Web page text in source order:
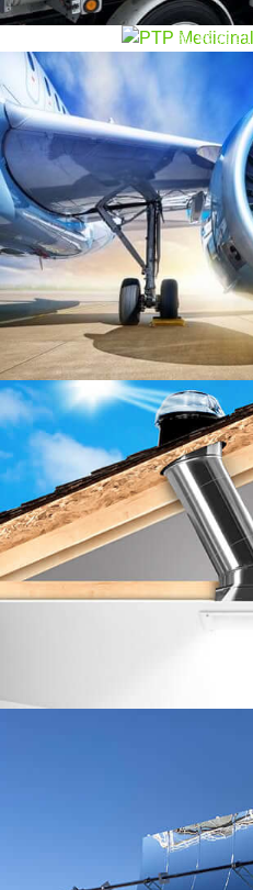
アルミ箔基板 (アル) (ファ
層, 接着
管状
管状採光装置 (TDD) 従来
い室内空間に自然光を取
新的な建築ソリ
太陽光用反
ソーラー用反射アルミニウ
陽光をソーラーパネルに当
効率を高める上で重要な役
事では、これらのシートが
上させるかを検討します。
また、その使用に関する
シーリング用
この記事では、利点につ
ション, 種類, 適切な使用,
ングのためのアルミニウ